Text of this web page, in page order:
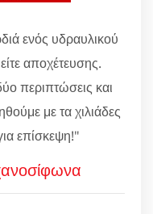
ενός υδραυλικού
αποχέτευσης.
περιπτώσεις και
με τα χιλιάδες
επίσκεψη!"